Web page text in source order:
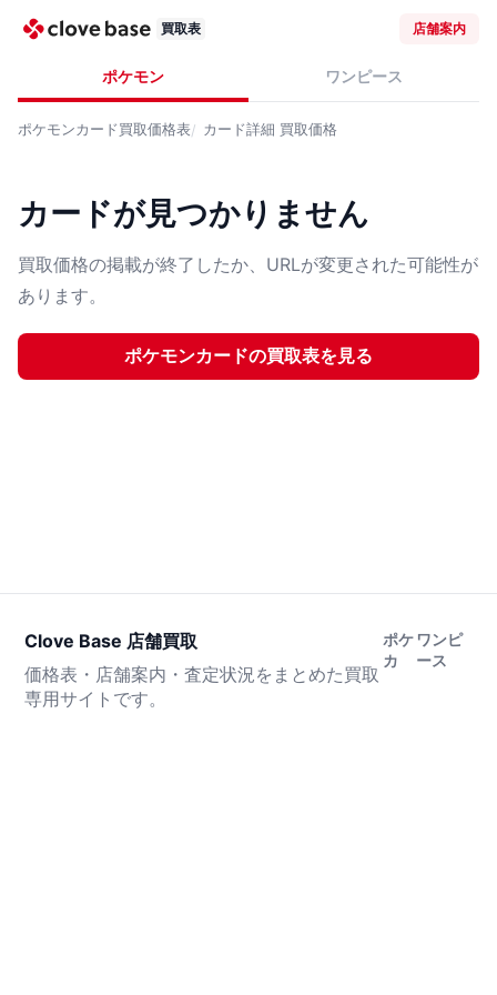
買取表 店舗案内
ポケモン ワンピース
ポケモンカード買取価格表 カード詳細 買取価格
カードが見つかりません
買取価格の掲載が終了したか、URLが変更された可能性が
あります。
ポケモンカードの買取表を見る
Clove Base 店舗買取
価格表・店舗案内・査定状況をまとめた買取
専用サイトです。
ポケ
カ
ワンピ
ース